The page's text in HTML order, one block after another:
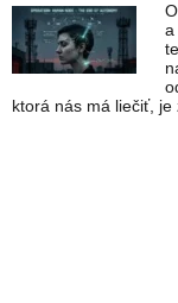
a
ktorá nás má liečiť, je